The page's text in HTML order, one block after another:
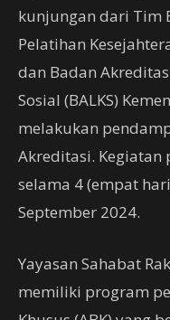
kunjungan dari Tim
Pelatihan
dan Badan
Sosial (BALKS)
melakukan
Akreditasi.
selama 4 (empat
September 2024.
Yayasan Sahabat
memiliki program